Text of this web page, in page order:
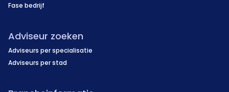
Fase bedrijf
Adviseur zoeken
Adviseurs per specialisatie
Adviseurs per stad